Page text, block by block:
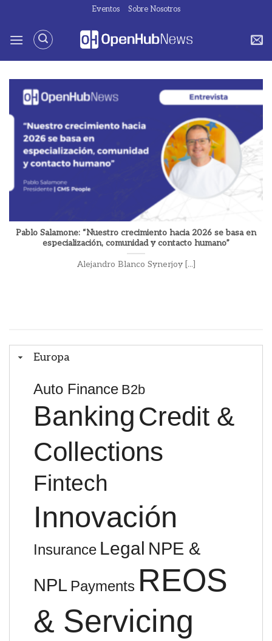
contenido
Eventos Sobre Nosotros
Europa
Auto Finance B2b
Banking Credit &
Collections
Fintech
Innovación
Insurance Legal NPE &
NPL Payments REOS
& Servicing
Pablo Salamone: “Nuestro crecimiento hacia 2026 se basa en
especialización, comunidad y contacto humano”
Alejandro Blanco Synerjoy [...]